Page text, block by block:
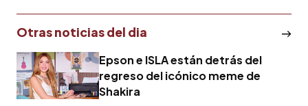
Otras noticias del dia
Epson e ISLA están detrás del
regreso del icónico meme de
Shakira